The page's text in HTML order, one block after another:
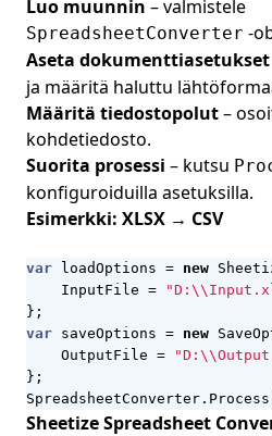
Luo muunnin – valmistele
SpreadsheetConverter -
Aseta dokumenttiasetukset
ja määritä haluttu
Määritä tiedostopolut–
kohdetiedosto.
Suorita prosessi – kutsu
konfiguroiduilla asetuksilla.
Esimerkki: XLSX → CSV
var loadOptions = new
InputFile =
};
var saveOptions = new
OutputFile =
};
SpreadsheetConverter . Process
Sheetize Spreadsheet